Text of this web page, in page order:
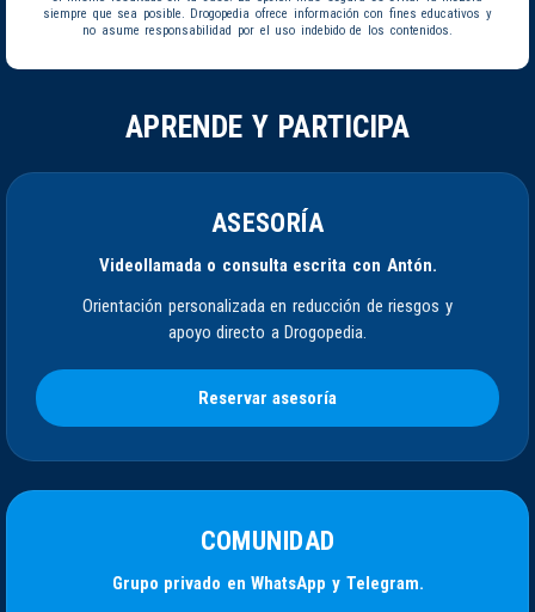
siempre que sea posible. Drogopedia ofrece información con fines educativos y
no asume responsabilidad por el uso indebido de los contenidos.
APRENDE Y PARTICIPA
ASESORÍA
Videollamada o consulta escrita con Antón.
Orientación personalizada en reducción de riesgos y
apoyo directo a Drogopedia.
Reservar asesoría
COMUNIDAD
Grupo privado en WhatsApp y Telegram.